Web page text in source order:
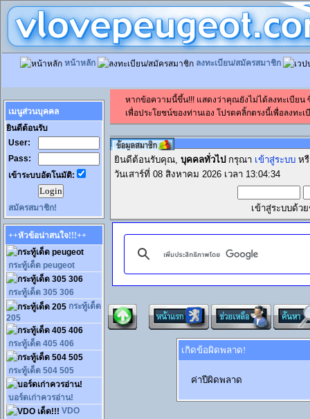
หน้าหลัก ลงทะเบียน/สมัครสมาชิก
เมนูส่วนบุคคล
ยินดีต้อนรับ
User:
Pass:
เข้าระบบอัตโนมัติ:
สมัครสมาชิก!
++หัวข้อน่าสนใจ!!!++
กระทู้เด็ด peugeot
กระทู้เด็ด 305 306
กระทู้เด็ด
205
กระทู้เด็ด 405 406
กระทู้เด็ด 504 505
บอร์ดเก่าควรอ่าน!
VDO
หากข้อความนี้ขึ้น!!! แสดงว่าคุณยังไม่ได้ลงทะเบียน
เพื่อประโยชน์ของท่านเอง โปรดคลิ้กตรงนี้เพื่อลงทะเ
ยินดีต้อนรับคุณ, บุคคลทั่วไป กรุณา เข้าสู่ระบบ ห
วันเสาร์ที่ 08 สิงหาคม 2026 เวลา 13:04:34
เข้าสู่ระบบด้ว
เกิดข้อผิดพลาด!
ค่าปีผิดพลาด